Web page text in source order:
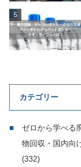
カテゴリー
ゼロから学べる
物回収・国内向
(332)